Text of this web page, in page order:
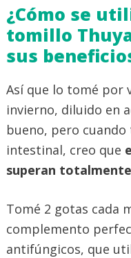
¿Cómo se
tomillo
sus
Así que lo tomé por
invierno, diluido en
bueno, pero
intestinal, creo que
superan
Tomé 2 gotas cada
complemento
antifúngicos, que